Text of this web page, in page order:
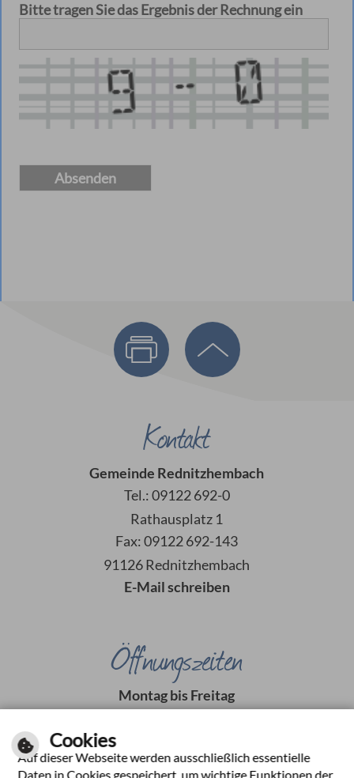
Bitte tragen Sie das Ergebnis der Rechnung ein
Kontakt
Gemeinde Rednitzhembach
Tel.: 09122 692-0
Rathausplatz 1
Fax: 09122 692-143
91126 Rednitzhembach
E-Mail schreiben
Öffnungszeiten
Montag bis Freitag
14:00 Uhr bis 16:00 Uhr
Cookies
Auf dieser Webseite werden ausschließlich essentielle
Daten in Cookies gespeichert, um wichtige Funktionen der